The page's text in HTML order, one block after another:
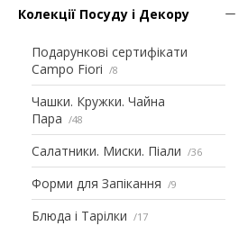
Колекції Посуду і Декору
Подарункові сертифікати
Campo Fiori
8
Чашки. Кружки. Чайна
Пара
48
Салатники. Миски. Піали 36
Форми для Запікання 9
Блюда і Тарілки 17